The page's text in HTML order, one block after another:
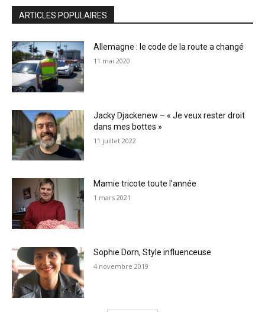
ARTICLES POPULAIRES
Allemagne : le code de la route a changé
11 mai 2020
Jacky Djackenew – « Je veux rester droit
dans mes bottes »
11 juillet 2022
Mamie tricote toute l’année
1 mars 2021
Sophie Dorn, Style influenceuse
4 novembre 2019